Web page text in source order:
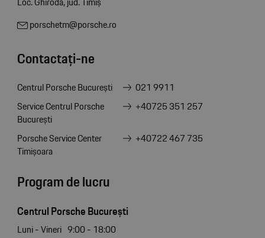
porschetm@porsche.ro
Contactați-ne
Centrul Porsche București
021 9911
Service Centrul Porsche
București
+40725 351 257
Porsche Service Center
Timișoara
+40722 467 735
Program de lucru
Centrul Porsche București
Luni - Vineri 9:00 - 18:00